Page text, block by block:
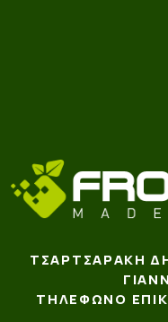
ΤΣΑΡΤΣΑΡΆΚΗ
ΤΗΛΈΦΩΝΟ